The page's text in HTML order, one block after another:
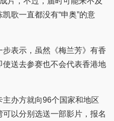
歌一直都没有“申奥”的意
步表示，虽然《梅兰芳》有香
送去参赛也不会代表香港地
办方就向96个国家和地区
以分别选送一部影片，报名